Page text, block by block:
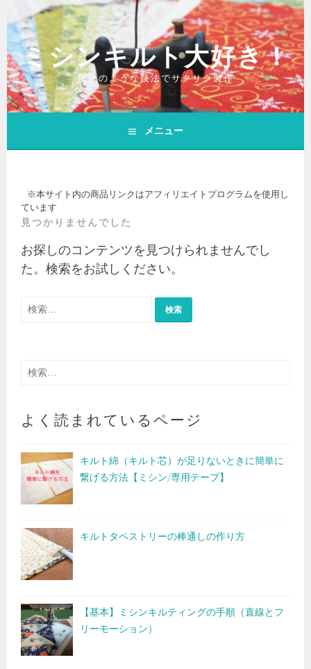
ン
テ
ン
ツ
へ
ミシンキルト大好き！
魔法のような技法でサクサク製作
メニュー
※本サイト内の商品リンクはアフィリエイトプログラムを使用し
ています
見つかりませんでした
お探しのコンテンツを見つけられませんでし
た。検索をお試しください。
検
検
よく読まれているページ
キルト綿（キルト芯）が足りないときに簡単に
繋げる方法【ミシン/専用テープ】
キルトタペストリーの棒通しの作り方
【基本】ミシンキルティングの手順（直線とフ
リーモーション）